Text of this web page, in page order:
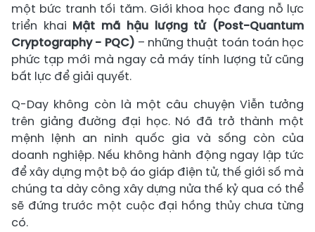
một bức tranh tối tăm. Giới khoa học đang nỗ lực
triển khai Mật mã hậu lượng tử (Post-Quantum
Cryptography - PQC) – những thuật toán toán học
phức tạp mới mà ngay cả máy tính lượng tử cũng
bất lực để giải quyết.
Q-Day không còn là một câu chuyện Viễn tưởng
trên giảng đường đại học. Nó đã trở thành một
mệnh lệnh an ninh quốc gia và sống còn của
doanh nghiệp. Nếu không hành động ngay lập tức
để xây dựng một bộ áo giáp điện tử, thế giới số mà
chúng ta dày công xây dựng nửa thế kỷ qua có thể
sẽ đứng trước một cuộc đại hồng thủy chưa từng
có.